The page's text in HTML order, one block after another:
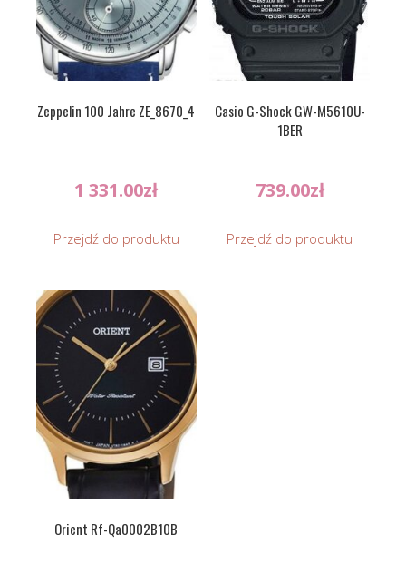
Zeppelin 100 Jahre ZE_8670_4
1 331.00zł
Przejdź do produktu
Casio G-Shock GW-M5610U-
1BER
739.00zł
Przejdź do produktu
Orient Rf-Qa0002B10B